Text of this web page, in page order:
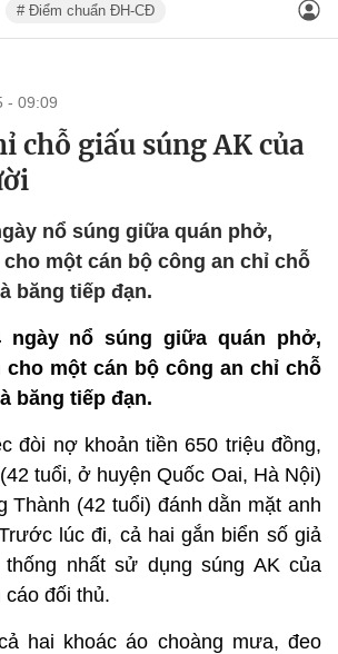
# Điểm chuẩn ĐH-CĐ
- 09:09
chỗ giấu súng AK của
nổ súng giữa quán phở,
một cán bộ công an chỉ chỗ
băng tiếp đạn.
ngày nổ súng giữa quán phở,
cho một cán bộ công an chỉ chỗ
băng tiếp đạn.
đòi nợ khoản tiền 650 triệu đồng,
tuổi, ở huyện Quốc Oai, Hà Nội)
Thành (42 tuổi) đánh dằn mặt anh
lúc đi, cả hai gắn biển số giả
nhất sử dụng súng AK của
cáo đối thủ.
hai khoác áo choàng mưa, đeo